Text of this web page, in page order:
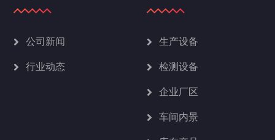
公司新闻
行业动态
生产设备
检测设备
企业厂区
车间内景